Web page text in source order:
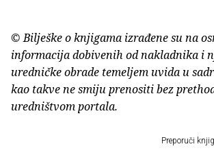
© Bilješke o knjigama izrađene su na
informacija dobivenih od nakladnika i
uredničke obrade temeljem uvida u
kao takve ne smiju prenositi bez
uredništvom portala.
Preporuči